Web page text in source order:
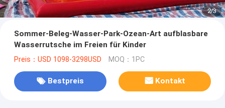
2/3
Sommer-Beleg-Wasser-Park-Ozean-Art aufblasbare
Wasserrutsche im Freien für Kinder
Preis：USD 1098-3298USD MOQ：1PC
Bestpreis Kontakt